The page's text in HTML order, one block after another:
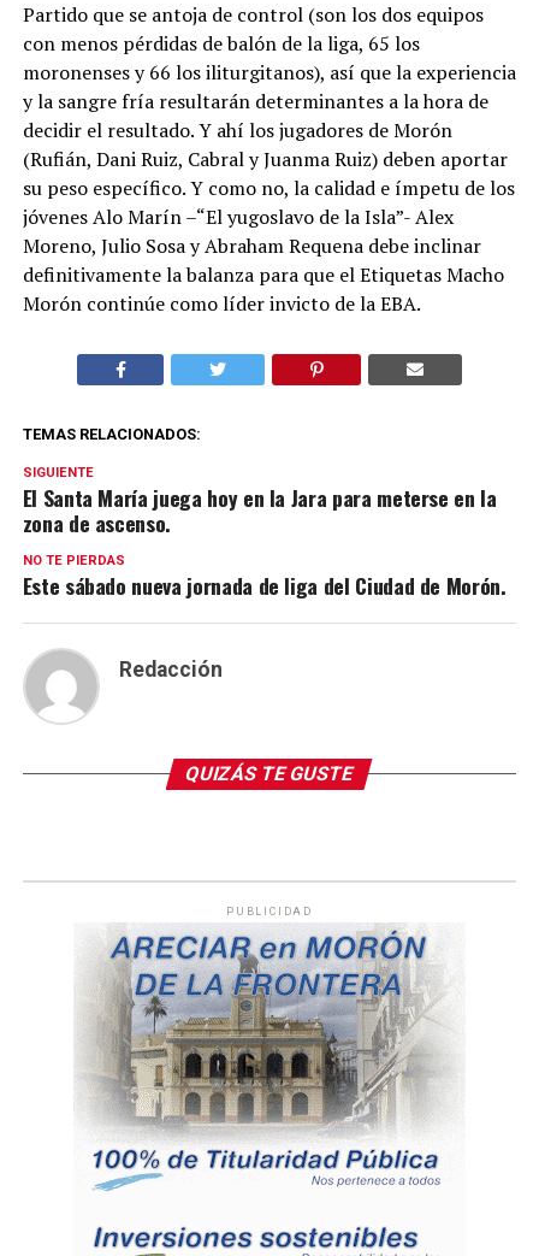
Partido que se antoja de control (son los dos equipos
con menos pérdidas de balón de la liga, 65 los
moronenses y 66 los iliturgitanos), así que la experiencia
y la sangre fría resultarán determinantes a la hora de
decidir el resultado. Y ahí los jugadores de Morón
(Rufián, Dani Ruiz, Cabral y Juanma Ruiz) deben aportar
su peso específico. Y como no, la calidad e ímpetu de los
jóvenes Alo Marín –“El yugoslavo de la Isla”- Alex
Moreno, Julio Sosa y Abraham Requena debe inclinar
definitivamente la balanza para que el Etiquetas Macho
Morón continúe como líder invicto de la EBA.
TEMAS RELACIONADOS:
SIGUIENTE
El Santa María juega hoy en la Jara para meterse en la
zona de ascenso.
NO TE PIERDAS
Este sábado nueva jornada de liga del Ciudad de Morón.
Redacción
QUIZÁS TE GUSTE
PUBLICIDAD